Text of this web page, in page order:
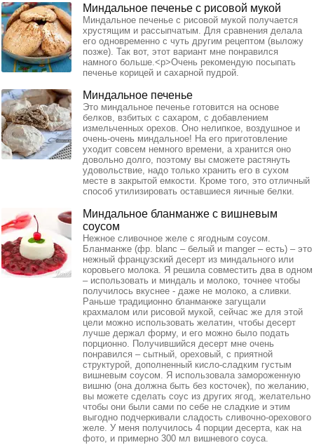
Миндальное печенье с рисовой мукой
Миндальное печенье с рисовой мукой получается
хрустящим и рассыпчатым. Для сравнения делала
его одновременно с чуть другим рецептом (выложу
позже). Так вот, этот вариант мне понравился
намного больше.<p>Очень рекомендую посыпать
печенье корицей и сахарной пудрой.
Миндальное печенье
Это миндальное печенье готовится на основе
белков, взбитых с сахаром, с добавлением
измельченных орехов. Оно нелипкое, воздушное и
очень-очень миндальное! На его приготовление
уходит совсем немного времени, а хранится оно
довольно долго, поэтому вы сможете растянуть
удовольствие, надо только хранить его в сухом
месте в закрытой емкости. Кроме того, это отличный
способ утилизировать оставшиеся яичные белки.
Миндальное бланманже с вишневым
соусом
Нежное сливочное желе с ягодным соусом.
Бланманже (фр. blanc – белый и manger – есть) – это
нежный французский десерт из миндального или
коровьего молока. Я решила совместить два в одном
– использовать и миндаль и молоко, точнее чтобы
получилось вкуснее - даже не молоко, а сливки.
Раньше традиционно бланманже загущали
крахмалом или рисовой мукой, сейчас же для этой
цели можно использовать желатин, чтобы десерт
лучше держал форму, и его можно было подать
порционно. Получившийся десерт мне очень
понравился – сытный, ореховый, с приятной
структурой, дополненный кисло-сладким густым
вишневым соусом. Я использовала замороженную
вишню (она должна быть без косточек), по желанию,
вы можете сделать соус из других ягод, желательно
чтобы они были сами по себе не сладкие и этим
выгодно подчеркивали сладость сливочно-орехового
желе. У меня получилось 4 порции десерта, как на
фото, и примерно 300 мл вишневого соуса.